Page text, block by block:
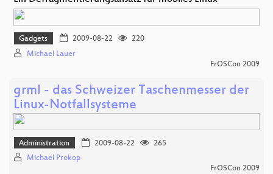
Gadgets 2009-08-22
220
Michael Lauer
FrOSCon 2009
grml - das Schweizer Taschenmesser der
Linux-Notfallsysteme
Administration 2009-08-22
265
Michael Prokop
FrOSCon 2009